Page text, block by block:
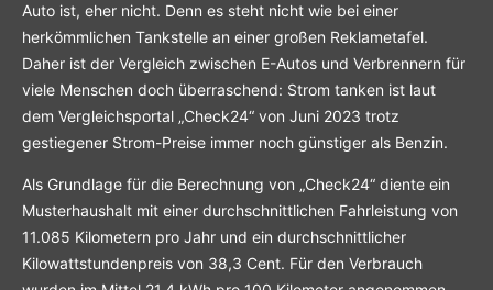
Auto ist, eher nicht. Denn es steht nicht wie bei einer
herkömmlichen Tankstelle an einer großen Reklametafel.
Daher ist der Vergleich zwischen E-Autos und Verbrennern für
viele Menschen doch überraschend: Strom tanken ist laut
dem Vergleichsportal „Check24“ von Juni 2023 trotz
gestiegener Strom-Preise immer noch günstiger als Benzin.
Als Grundlage für die Berechnung von „Check24“ diente ein
Musterhaushalt mit einer durchschnittlichen Fahrleistung von
11.085 Kilometern pro Jahr und ein durchschnittlicher
Kilowattstundenpreis von 38,3 Cent. Für den Verbrauch